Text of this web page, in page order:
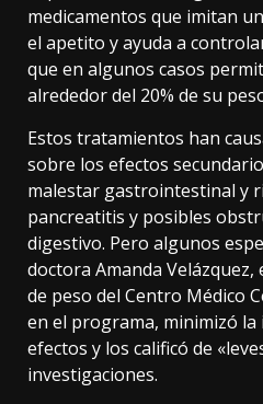
medicamentos que imitan
el apetito y ayuda a
que en algunos casos
alrededor del 20% de su
Estos tratamientos han
sobre los efectos
malestar gastrointestinal y
pancreatitis y posibles
digestivo. Pero algunos
doctora Amanda Velázquez,
de peso del Centro Médico
en el programa, minimizó la
efectos y los calificó de
investigaciones.